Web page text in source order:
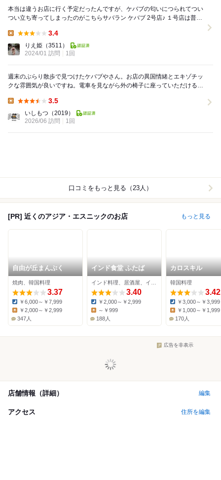
本当は違うお店に行く予定だったんですが、ケバブの匂いにつられてつい
つい立ち寄ってしまったのがこちらサバラン ケバブ 2号店♪ １号店は普通
3.4
りえ姫 （3511）
2024/01 訪問
1回
週末のぶらり散歩で見つけたケバブやさん。お店の異国情緒とエキゾチッ
クな雰囲気が良いですね。電車を見ながら外の椅子に座っていただけるの
3.5
いしもつ （2019）
2026/06 訪問
1回
口コミをもっと見る（23人）
[PR] 近くのアジア・エスニックのお店 もっと見る
自由が丘まんぷく
焼肉、韓国料理
3.37
Dinner:
￥6,000～￥7,999
￥2,000～￥2,999
347人
インド食堂 ふたば
3.40
Dinner:
￥2,000～￥2,999
～￥999
188人
カロスキル
韓国料理
3.42
Dinner:
￥3,000～￥3,999
￥1,000～￥1,999
170人
広告を非表示
店舗情報（詳細） 編集
アクセス 住所を編集